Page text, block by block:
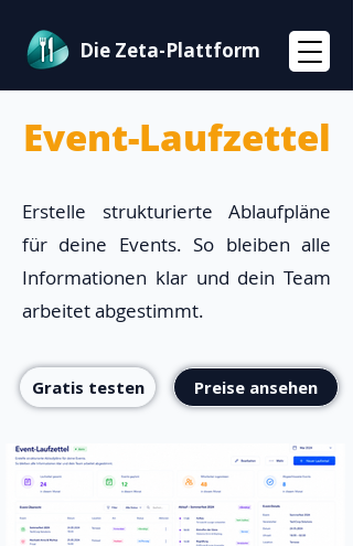
Die Zeta-Plattform
Event-Laufzettel
Erstelle strukturierte Ablaufpläne
für deine Events. So bleiben alle
Informationen klar und dein Team
arbeitet abgestimmt.
Gratis testen Preise ansehen